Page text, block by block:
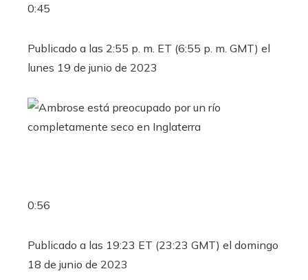
0:45
Publicado a las 2:55 p. m. ET (6:55 p. m. GMT) el
lunes 19 de junio de 2023
0:56
Publicado a las 19:23 ET (23:23 GMT) el domingo
18 de junio de 2023